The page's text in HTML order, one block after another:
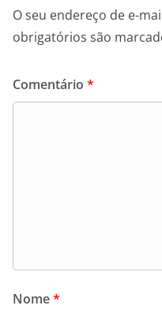
O seu endereço de e-
obrigatórios são
Comentário *
Nome*